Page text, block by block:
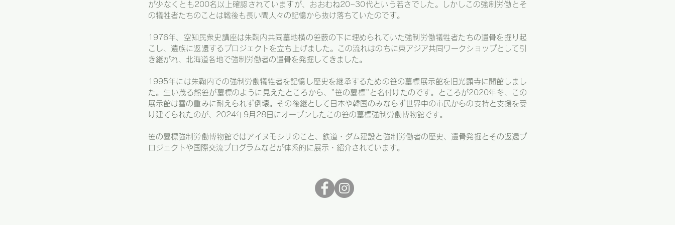
が少なくとも200名以上確認されていますが、おおむね20~30代という若さでした。しかしこの強制労働とそ
の犠牲者たちのことは戦後も長い間人々の記憶から抜け落ちていたのです。
1976年、空知民衆史講座は朱鞠内共同墓地横の笹薮の下に埋められていた強制労働犠牲者たちの遺骨を掘り起
こし、遺族に返還するプロジェクトを立ち上げました。この流れはのちに東アジア共同ワークショップとして引
き継がれ、北海道各地で強制労働者の遺骨を発掘してきました。
1995年には朱鞠内での強制労働犠牲者を記憶し歴史を継承するための笹の墓標展示館を旧光顕寺に開館しまし
た。生い茂る熊笹が墓標のように見えたところから、"笹の墓標"と名付けたのです。ところが2020年冬、この
展示館は雪の重みに耐えられず倒壊。その後継として日本や韓国のみならず世界中の市民からの支持と支援を受
け建てられたのが、2024年9月28日にオープンしたこの笹の墓標強制労働博物館です。
笹の墓標強制労働博物館ではアイヌモシリのこと、鉄道・ダム建設と強制労働者の歴史、遺骨発掘とその返還プ
ロジェクトや国際交流プログラムなどが体系的に展示・紹介されています。